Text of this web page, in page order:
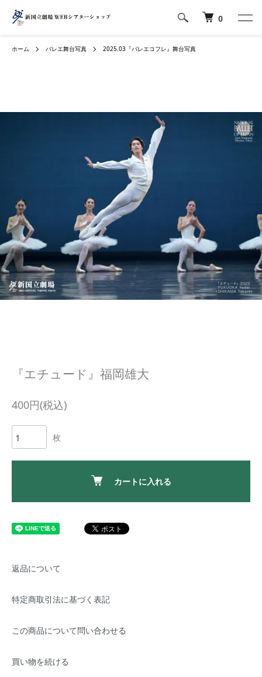
0
ホーム バレエ舞台写真 2025.03『バレエコフレ』舞台写真
『エチュード』福岡雄大
400円(税込)
枚
カートに入れる
返品について
特定商取引法に基づく表記
この商品について問い合わせる
買い物を続ける